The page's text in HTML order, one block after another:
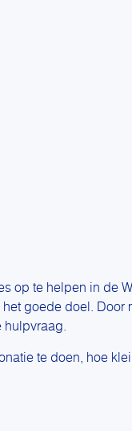
op te helpen in de
goede doel. Door
hulpvraag.
te doen, hoe